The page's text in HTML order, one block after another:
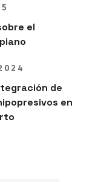
el
de
en